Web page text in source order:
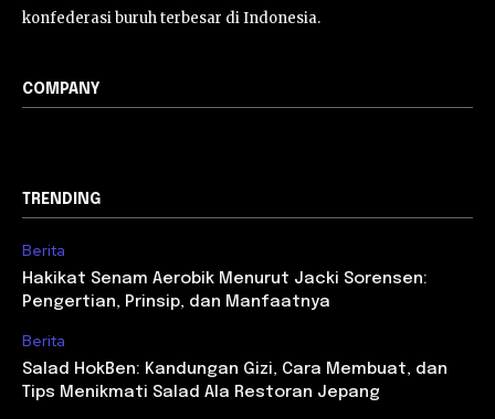
konfederasi buruh terbesar di Indonesia.
COMPANY
TRENDING
Berita
Hakikat Senam Aerobik Menurut Jacki Sorensen:
Pengertian, Prinsip, dan Manfaatnya
Berita
Salad HokBen: Kandungan Gizi, Cara Membuat, dan
Tips Menikmati Salad Ala Restoran Jepang